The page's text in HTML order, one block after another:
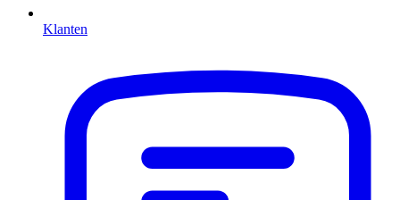
Klanten